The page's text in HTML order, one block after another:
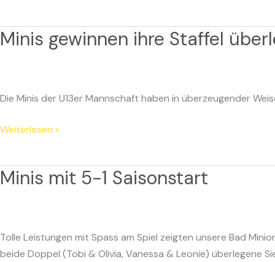
Minis gewinnen ihre Staffel
Die Minis der U13er Mannschaft haben in überzeugender
Minis
überlegen
Weiterlesen »
Minis mit 5-1 Saisonstart
Tolle Leistungen mit Spass am Spiel zeigten unsere Bad
beide Doppel (Tobi & Olivia, Vanessa & Leonie) überlegene
Minis
Saisonstart